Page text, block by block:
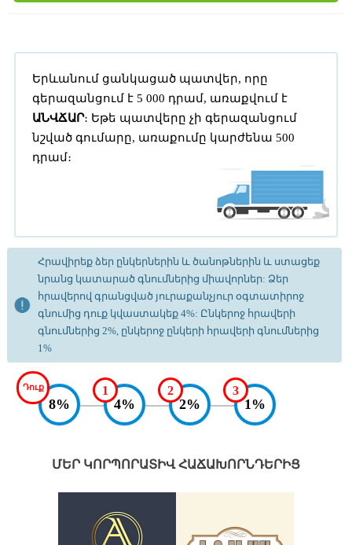
Երևանում ցանկացած պատվեր, որը
գերազանցում է 5 000 դրամ, առաքվում է
ԱՆՎՃԱՐ։ Եթե պատվերը չի գերազանցում
նշված գումարը, առաքումը կարժենա 500
դրամ։
Հրավիրեք ձեր ընկերներին և ծանոթներին և ստացեք
նրանց կատարած գնումներից միավորներ: Ձեր
հրավերով գրանցված յուրաքանչյուր օգտատիրոջ
գնումից դուք կվաստակեք 4%: Ընկերոջ հրավերի
գնումներից 2%, ընկերոջ ընկերի հրավերի գնումներից
1%
8%
Դուք
4%
1
2%
2
1%
3
ՄԵՐ ԿՈՐՊՈՐԱՏԻՎ ՀԱՃԱԽՈՐՆԴԵՐԻՑ